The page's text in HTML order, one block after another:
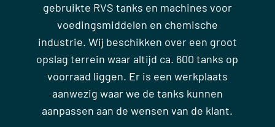
gebruikte RVS tanks en machines voor
voedingsmiddelen en chemische
industrie. Wij beschikken over een groot
opslag terrein waar altijd ca. 600 tanks op
voorraad liggen. Er is een werkplaats
aanwezig waar we de tanks kunnen
aanpassen aan de wensen van de klant.